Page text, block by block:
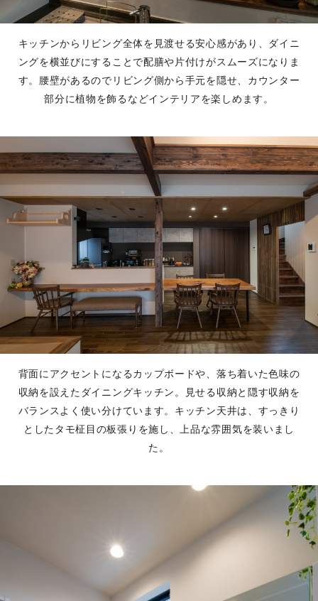
キッチンからリビング全体を見渡せる安心感があり、ダイニ
ングを横並びにすることで配膳や片付けがスムーズになりま
す。腰壁があるのでリビング側から手元を隠せ、カウンター
部分に植物を飾るなどインテリアを楽しめます。
背面にアクセントになるカップボードや、落ち着いた色味の
収納を設えたダイニングキッチン。見せる収納と隠す収納を
バランスよく使い分けています。キッチン天井は、すっきり
としたタモ柾目の板張りを施し、上品な雰囲気を装いまし
た。